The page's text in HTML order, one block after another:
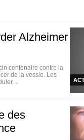
Alzheimer
centenaire contre la
de la vessie. Les
...
des